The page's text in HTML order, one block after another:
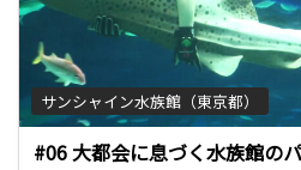
サンシャイン水族館（東京都）
#06 大都会に息づく水族館の